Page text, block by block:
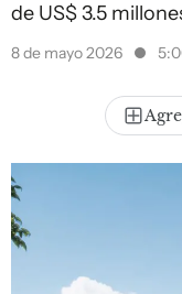
de US$ 3.5
8 de mayo 2026